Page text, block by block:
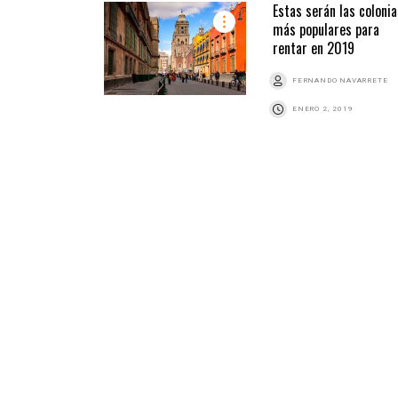
Estas serán las
más populares para
rentar en 2019
FERNANDO NAVARRETE
ENERO 2, 2019